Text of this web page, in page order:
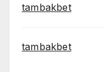
tambakbet
tambakbet